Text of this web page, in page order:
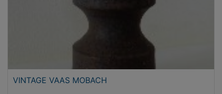
VINTAGE VAAS MOBACH